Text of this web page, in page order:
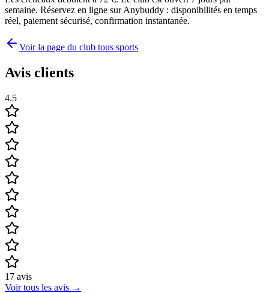
semaine. Réservez en ligne sur Anybuddy : disponibilités en temps
réel, paiement sécurisé, confirmation instantanée.
Voir la page du club tous sports
Avis clients
4.5
17 avis
Voir tous les avis →